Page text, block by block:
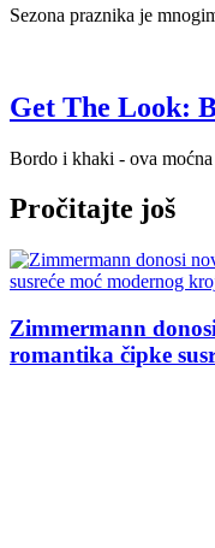
Sezona praznika je
Get The Look:
Bordo i khaki - ova
Pročitajte još